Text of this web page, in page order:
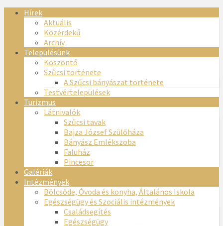
Hírek
Aktuális
Közérdekű
Archív
Településünk
Köszöntő
Szűcsi története
A Szűcsi bányászat története
Testvértelepülések
Turizmus
Látnivalók
Szűcsi tavak
Bajza József Szülőháza
Bányász Emlékszoba
Faluház
Pincesor
Galériák
Intézmények
Bölcsőde, Óvoda és konyha, Általános Iskola
Egészségügy és Szociális intézmények
Családsegítés
Egészségügy